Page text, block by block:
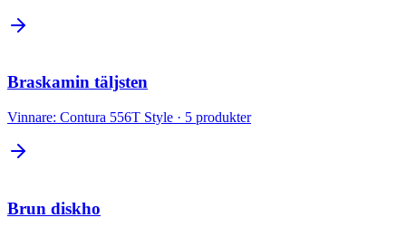
Braskamin täljsten
Vinnare: Contura 556T Style · 5 produkter
Brun diskho